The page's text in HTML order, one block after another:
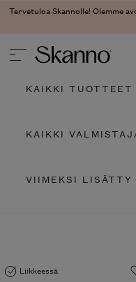
Tervetuloa Skannolle! Olemme
Type 2 or more
KAIKKI TUOTTEET
KAIKKI
VIIMEKSI LISÄTTY
Liikkeessä